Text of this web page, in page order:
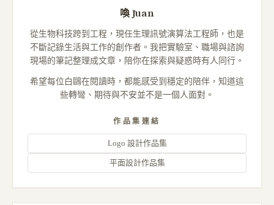
喚 Juan
從生物科技跨到工程，現任生理訊號演算法工程師，也是
不斷記錄生活與工作的創作者。我把實驗室、職場與諮詢
現場的筆記整理成文章，陪你在探索與疑惑時有人同行。
希望每位白鷗在閱讀時，都能感受到穩定的陪伴，知道這
些轉彎、期待與不安並不是一個人面對。
作品集連結
Logo 設計作品集
平面設計作品集